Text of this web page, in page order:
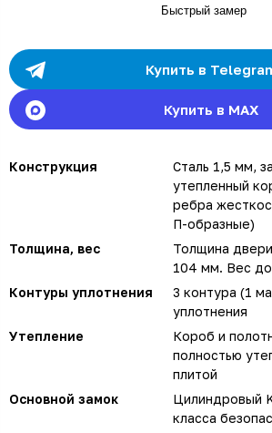
Быстрый замер
Купить в
Купить в MAX
Конструкция
Сталь 1,5 мм,
утепленный
ребра
П-образные)
Толщина, вес
Толщина
104 мм. Вес до
Контуры уплотнения
3 контура (1
уплотнения
Утепление
Короб и
полностью
плитой
Основной замок
Цилиндровый
класса